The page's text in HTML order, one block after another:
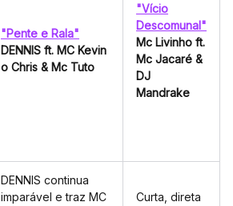
"Pente e Rala"
DENNIS ft. MC Kevin
o Chris & Mc Tuto
"Vício
Descomunal"
Mc Livinho ft.
Mc Jacaré &
DJ
Mandrake
DENNIS continua
imparável e traz MC
Curta, direta